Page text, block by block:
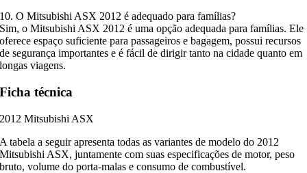
10. O Mitsubishi ASX 2012 é adequado para famílias?
Sim, o Mitsubishi ASX 2012 é uma opção adequada para famílias. Ele
oferece espaço suficiente para passageiros e bagagem, possui recursos
de segurança importantes e é fácil de dirigir tanto na cidade quanto em
longas viagens.
Ficha técnica
2012 Mitsubishi ASX
A tabela a seguir apresenta todas as variantes de modelo do 2012
Mitsubishi ASX, juntamente com suas especificações de motor, peso
bruto, volume do porta-malas e consumo de combustível.